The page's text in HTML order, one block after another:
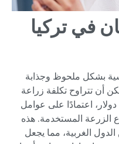
في تركيا
بشكل ملحوظ وجذابة
أن تتراوح تكلفة زراعة
سن واحد في تركيا بين 600 و 1500 دولار، اعتمادًا على عوامل
الزرعة المستخدمة. هذه
الدول الغربية، مما يجعل